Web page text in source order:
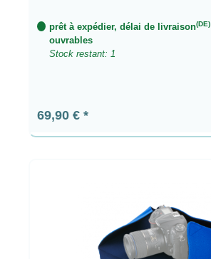
prêt à expédier, délai de livraison(DE)
ouvrables
Stock restant: 1
Prix régulier :
69,90 €